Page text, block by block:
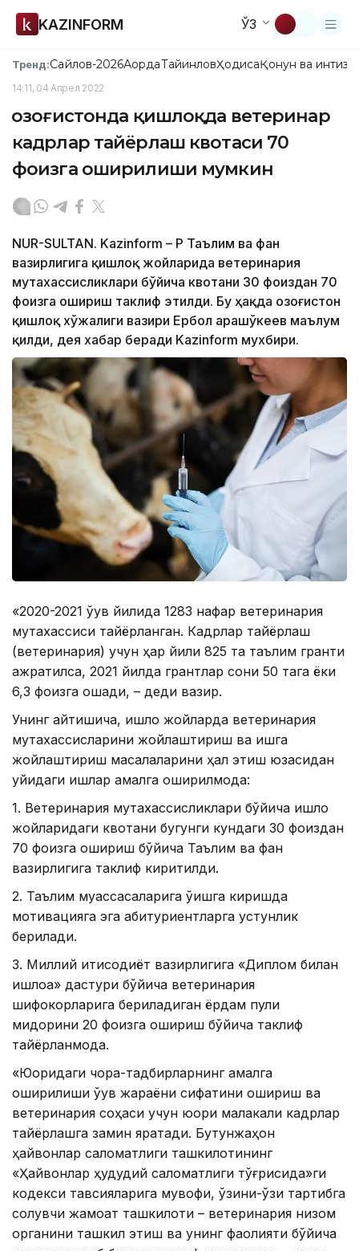
KAZINFORM ЎЗ
Тренд:Сайлов-2026АқордаТайинловҲодисаҚонун ва
14:11, 04 Апрел 2022
Қозоғистонда қишлоқда ветеринар
кадрлар тайёрлаш квотаси 70
фоизга оширилиши мумкин
NUR-SULTAN. Kazinform – ҚР Таълим ва фан
вазирлигига қишлоқ жойларида ветеринария
мутахассисликлари бўйича квотани 30 фоиздан 70
фоизга ошириш таклиф этилди. Бу ҳақда Қозоғистон
қишлоқ хўжалиги вазири Ербол Қарашўкеев маълум
қилди, дея хабар беради Kazinform мухбири.
«2020-2021 ўқув йилида 1283 нафар ветеринария
мутахассиси тайёрланган. Кадрлар тайёрлаш
(ветеринария) учун ҳар йили 825 та таълим гранти
ажратилса, 2021 йилда грантлар сони 50 тага ёки
6,3 фоизга ошади, – деди вазир.
Унинг айтишича, қишлоқ жойларда ветеринария
мутахассисларини жойлаштириш ва ишга
жойлаштириш масалаларини ҳал этиш юзасидан
қуйидаги ишлар амалга оширилмоқда:
1. Ветеринария мутахассисликлари бўйича қишлоқ
жойларидаги квотани бугунги кундаги 30 фоиздан
70 фоизга ошириш бўйича Таълим ва фан
вазирлигига таклиф киритилди.
2. Таълим муассасаларига ўқишга киришда
мотивацияга эга абитуриентларга устунлик
берилади.
3. Миллий иқтисодиёт вазирлигига «Диплом билан
қишлоққа» дастури бўйича ветеринария
шифокорларига бериладиган ёрдам пули
миқдорини 20 фоизга ошириш бўйича таклиф
тайёрланмоқда.
«Юқоридаги чора-тадбирларнинг амалга
оширилиши ўқув жараёни сифатини ошириш ва
ветеринария соҳаси учун юқори малакали кадрлар
тайёрлашга замин яратади. Бутунжаҳон
ҳайвонлар саломатлиги ташкилотининг
«Ҳайвонлар ҳудудий саломатлиги тўғрисида»ги
кодекси тавсияларига мувофиқ, ўзини-ўзи тартибга
солувчи жамоат ташкилоти – ветеринария низом
органини ташкил этиш ва унинг фаолияти бўйича